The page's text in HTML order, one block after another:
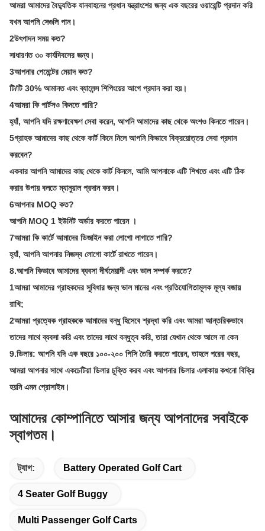
আমরা আমাদের বৈদ্যুতিক যানবাহনের প্রধান যন্ত্রাংশের জন্য এক বছরের ওয়ারেন্টি প্রদান করি
যখন আপনি সেগুলি পান।
2উৎপাদন সময় কত?
সাধারণত ৩০ কার্যদিবসের জন্য।
3আপনার পেমেন্টের মেয়াদ কত?
টি/টি 30% আমানত এবং ব্যালেন্স শিপিংয়ের আগে প্রদান করা হয়।
4আমরা কি পার্টসও কিনতে পারি?
হ্যাঁ, আপনি যদি রক্ষণাবেক্ষণ সেবা করেন, আপনি আমাদের কাছ থেকে অংশও কিনতে পারেন।
5গ্রাহক আমাদের কাছ থেকে কার্ট কিনে নিলে আপনি কিভাবে বিক্রয়োত্তর সেবা প্রদান
করবেন?
একবার আপনি আমাদের কাছ থেকে কার্ট কিনলে, আমি আপনাকে এটি শিখতে এবং এটি ঠিক
করার উপায় বলতে ম্যানুয়াল প্রদান করব।
6আপনার MOQ কত?
আপনি MOQ 1 ইউনিট অর্ডার করতে পারেন ।
7আমরা কি কার্টে আমাদের ডিজাইন করা লোগো লাগাতে পারি?
হ্যাঁ, আপনি আপনার নিজস্ব লোগো কার্টে রাখতে পারেন।
8.আপনি কিভাবে আমাদের ব্যবসা দীর্ঘমেয়াদী এবং ভাল সম্পর্ক করতে?
1আমরা আমাদের গ্রাহকদের সুবিধার জন্য ভাল মানের এবং প্রতিযোগিতামূলক মূল্য বজায়
রাখি;
2আমরা প্রত্যেক গ্রাহককে আমাদের বন্ধু হিসেবে শ্রদ্ধা করি এবং আমরা আন্তরিকভাবে
তাদের সাথে ব্যবসা করি এবং তাদের সাথে বন্ধুত্ব করি, তারা যেখান থেকে আসে না কেন
9.ডিলার: আপনি যদি এক বছরে ১০০-২০০ পিসি তৈরি করতে পারেন, তাহলে পরের বছর,
আমরা আপনার সাথে একচেটিয়া ডিলার চুক্তি করব এবং আপনার ডিলার এলাকায় কখনো বিক্রি
হয়নি এমন প্রোসাইম।
আমাদের কোম্পানিতে আসার জন্য আপনাদের সবাইকে
স্বাগতম।
ট্যাগ: Battery Operated Golf Cart
4 Seater Golf Buggy
Multi Passenger Golf Carts